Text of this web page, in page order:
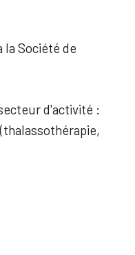
Société de
d'activité :